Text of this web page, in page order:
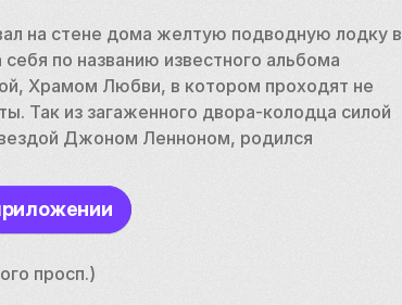
на стене дома желтую подводную лодку в
по названию известного альбома
Храмом Любви, в котором проходят не
Так из загаженного двора-колодца силой
Джоном Ленноном, родился
просп.)